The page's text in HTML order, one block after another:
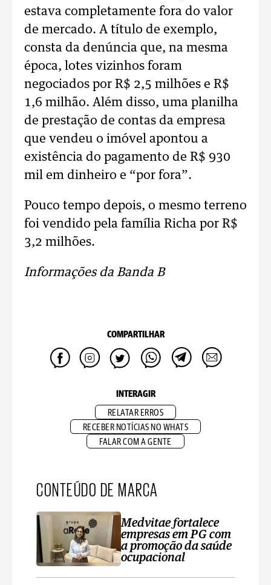
estava completamente fora do valor
de mercado. A título de exemplo,
consta da denúncia que, na mesma
época, lotes vizinhos foram
negociados por R$ 2,5 milhões e R$
1,6 milhão. Além disso, uma planilha
de prestação de contas da empresa
que vendeu o imóvel apontou a
existência do pagamento de R$ 930
mil em dinheiro e “por fora”.
Pouco tempo depois, o mesmo terreno
foi vendido pela família Richa por R$
3,2 milhões.
Informações da Banda B
COMPARTILHAR
INTERAGIR
RELATAR ERROS
RECEBER NOTÍCIAS NO WHATS
FALAR COM A GENTE
CONTEÚDO DE MARCA
Medvitae fortalece
empresas em PG com
a promoção da saúde
ocupacional